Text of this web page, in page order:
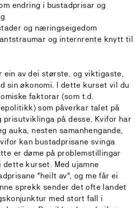
endring i bustadprisar og
og næringseigedom
og internrente knytt til
ein av dei største, og viktigaste,
sin økonomi. I dette kurset vil du
faktorar (som t.d.
som påverkar talet på
prisutviklinga på desse. Kvifor har
auka, nesten samanhengande,
kan bustadprisane svinga
er døme på problemstillingar
dette kurset. Med ujamne
"heilt av", og me får ei
sprekk sender det ofte landet
med stort fall i